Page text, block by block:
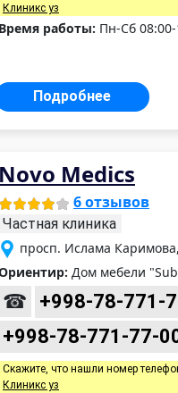
Клиникс уз
Время работы: Пн-Сб
Подробнее
Novo Medics
6 отзывов
Частная клиника
просп. Ислама
Дом мебели
☎
+998-78-771-
+998-78-771-77-
Скажите, что нашли номер
Клиникс уз